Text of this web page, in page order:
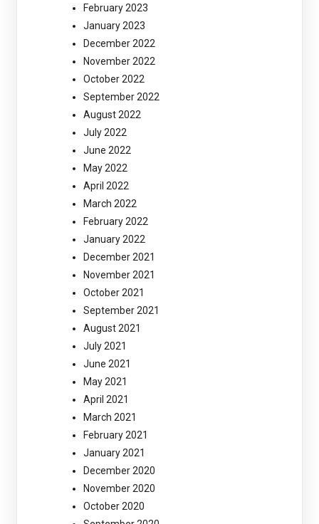
February 2023
January 2023
December 2022
November 2022
October 2022
September 2022
August 2022
July 2022
June 2022
May 2022
April 2022
March 2022
February 2022
January 2022
December 2021
November 2021
October 2021
September 2021
August 2021
July 2021
June 2021
May 2021
April 2021
March 2021
February 2021
January 2021
December 2020
November 2020
October 2020